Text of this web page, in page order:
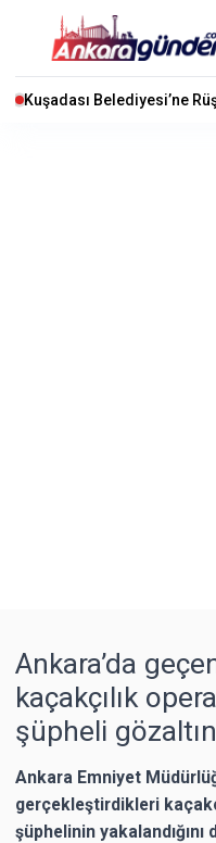
Ankara’da
kaçakçılık
şüpheli
Ankara Emniyet
gerçekleştirdikleri
şüphelinin yakalandığını